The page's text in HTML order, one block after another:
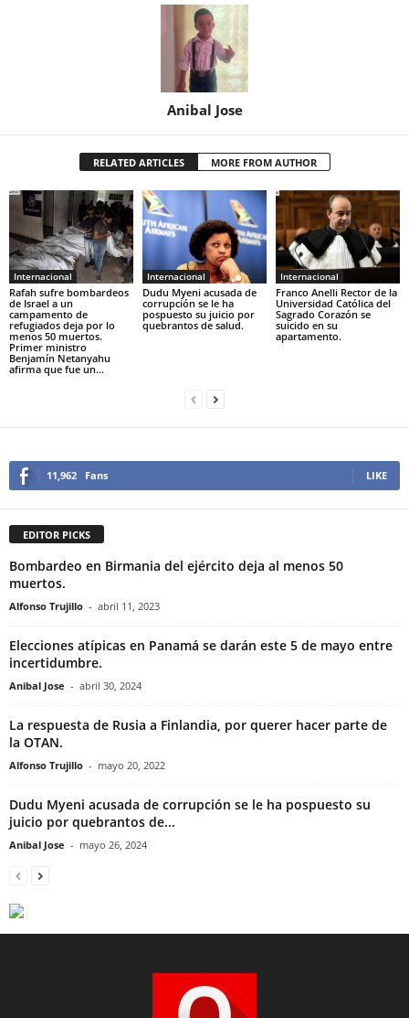
Anibal Jose
RELATED ARTICLES MORE FROM AUTHOR
Internacional
Rafah sufre bombardeos
de Israel a un
campamento de
refugiados deja por lo
menos 50 muertos.
Primer ministro
Benjamín Netanyahu
afirma que fue un...
Internacional
Dudu Myeni acusada de
corrupción se le ha
pospuesto su juicio por
quebrantos de salud.
Internacional
Franco Anelli Rector de la
Universidad Católica del
Sagrado Corazón se
suicido en su
apartamento.
11,962 Fans LIKE
EDITOR PICKS
Bombardeo en Birmania del ejército deja al menos 50
muertos.
Alfonso Trujillo - abril 11, 2023
Elecciones atípicas en Panamá se darán este 5 de mayo entre
incertidumbre.
Anibal Jose - abril 30, 2024
La respuesta de Rusia a Finlandia, por querer hacer parte de
la OTAN.
Alfonso Trujillo - mayo 20, 2022
Dudu Myeni acusada de corrupción se le ha pospuesto su
juicio por quebrantos de...
Anibal Jose - mayo 26, 2024